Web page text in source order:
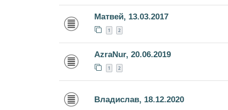
Матвей, 13.03.2017
1 2
AzraNur, 20.06.2019
1 2
Владислав, 18.12.2020